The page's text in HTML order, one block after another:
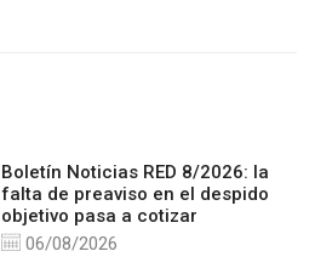
Boletín Noticias RED 8/2026: la
falta de preaviso en el despido
objetivo pasa a cotizar
06/08/2026